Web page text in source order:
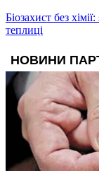
Біозахист без
теплиці